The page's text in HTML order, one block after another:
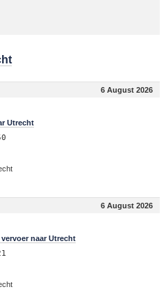
6 August 2026
Utrecht
6 August 2026
naar Utrecht